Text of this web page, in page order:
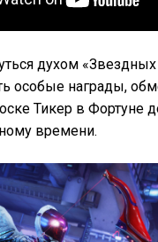
духом
особые награды,
Тикер в Фортуне
времени.